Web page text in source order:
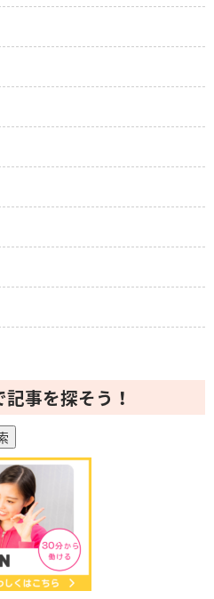
事を探そう！